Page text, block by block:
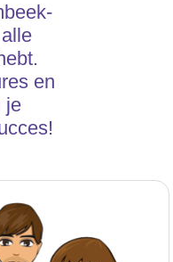
en
je